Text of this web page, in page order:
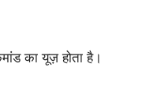
का यूज़ होता है।